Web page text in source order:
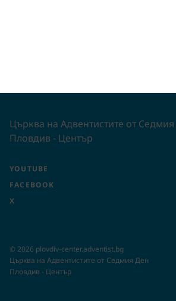
Църква на Адвентистите от
Пловдив - Център
YOUTUBE
FACEBOOK
X
©2026 plovdiv-center.adventist.bg
Църква на Адвентистите от Седмия Ден
Пловдив - Център